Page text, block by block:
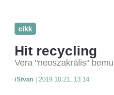
cikk
Hit recycling
Vera "neoszakrális"
iStvan 2019.10.21. 13:14